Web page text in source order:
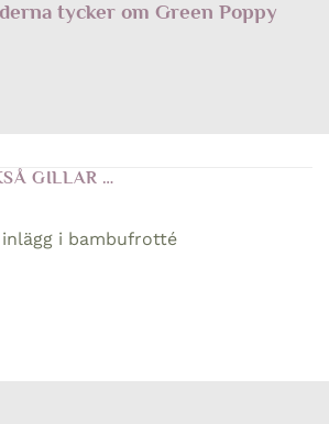
tycker om Green Poppy
GILLAR …
i bambufrotté